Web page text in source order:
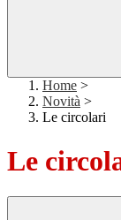
Home >
Novità >
Le circolari
Le